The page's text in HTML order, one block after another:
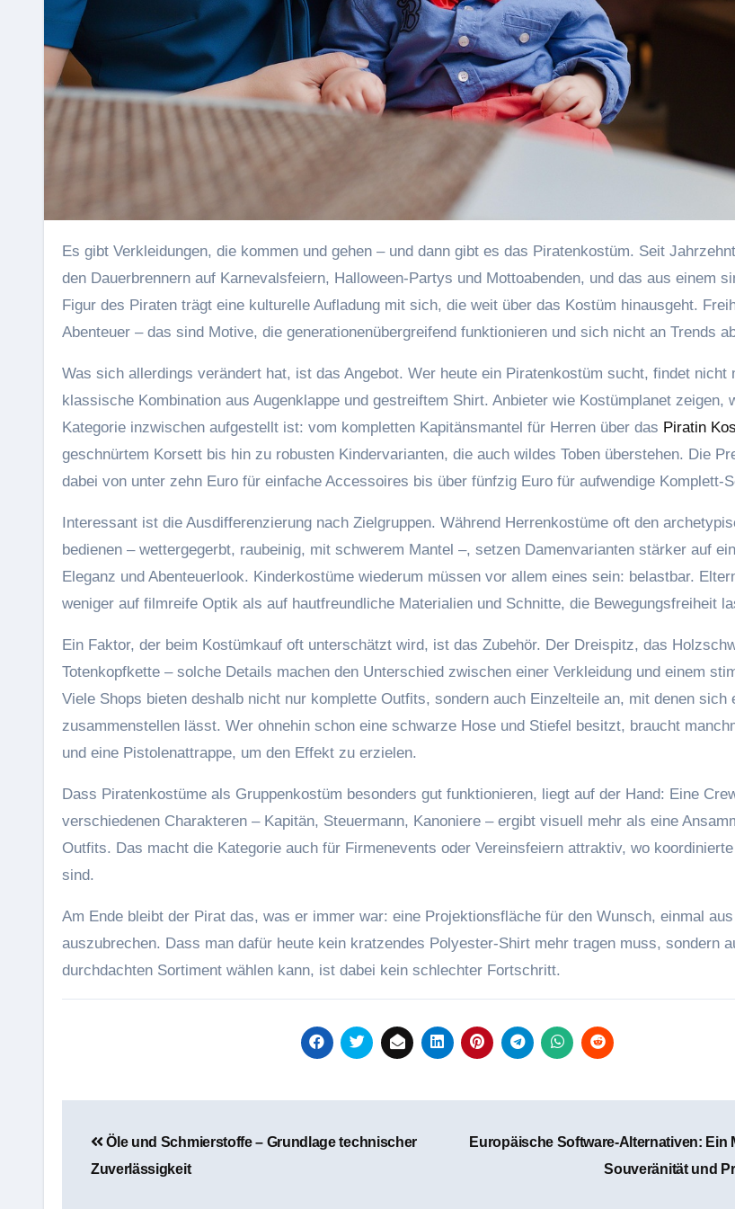
Es gibt Verkleidungen, die kommen und gehen – und dann gibt es das Piratenkostüm. Seit Jahrzehnten gehört es zu
den Dauerbrennern auf Karnevalsfeiern, Halloween-Partys und Mottoabenden, und das aus einem
Figur des Piraten trägt eine kulturelle Aufladung mit sich, die weit über das Kostüm hinausgeht.
Abenteuer – das sind Motive, die generationenübergreifend funktionieren und sich nicht an Trends
Was sich allerdings verändert hat, ist das Angebot. Wer heute ein Piratenkostüm sucht, findet nicht
klassische Kombination aus Augenklappe und gestreiftem Shirt. Anbieter wie Kostümplanet zeigen,
Kategorie inzwischen aufgestellt ist: vom kompletten Kapitänsmantel für Herren über das Piratin
geschnürtem Korsett bis hin zu robusten Kindervarianten, die auch wildes Toben überstehen. Die
dabei von unter zehn Euro für einfache Accessoires bis über fünfzig Euro für aufwendige Komplett-
Interessant ist die Ausdifferenzierung nach Zielgruppen. Während Herrenkostüme oft den
bedienen – wettergegerbt, raubeinig, mit schwerem Mantel –, setzen Damenvarianten stärker auf
Eleganz und Abenteuerlook. Kinderkostüme wiederum müssen vor allem eines sein: belastbar.
weniger auf filmreife Optik als auf hautfreundliche Materialien und Schnitte, die Bewegungsfreiheit
Ein Faktor, der beim Kostümkauf oft unterschätzt wird, ist das Zubehör. Der Dreispitz, das
Totenkopfkette – solche Details machen den Unterschied zwischen einer Verkleidung und einem
Viele Shops bieten deshalb nicht nur komplette Outfits, sondern auch Einzelteile an, mit denen sich
zusammenstellen lässt. Wer ohnehin schon eine schwarze Hose und Stiefel besitzt, braucht
und eine Pistolenattrappe, um den Effekt zu erzielen.
Dass Piratenkostüme als Gruppenkostüm besonders gut funktionieren, liegt auf der Hand: Eine
verschiedenen Charakteren – Kapitän, Steuermann, Kanoniere – ergibt visuell mehr als eine
Outfits. Das macht die Kategorie auch für Firmenevents oder Vereinsfeiern attraktiv, wo
sind.
Am Ende bleibt der Pirat das, was er immer war: eine Projektionsfläche für den Wunsch, einmal
auszubrechen. Dass man dafür heute kein kratzendes Polyester-Shirt mehr tragen muss, sondern
durchdachten Sortiment wählen kann, ist dabei kein schlechter Fortschritt.
Öle und Schmierstoffe – Grundlage technischer
Zuverlässigkeit
Europäische Software-Alternativen: Ein
Souveränität und